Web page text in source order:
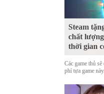
Steam
chất
thời gian
Các game thủ
phí tựa game này.